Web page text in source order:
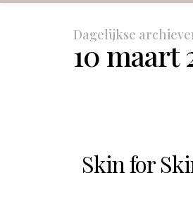
Dagelijkse
10 maart
Skin for